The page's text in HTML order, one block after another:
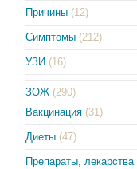
Причины (12)
Симптомы (212)
УЗИ (16)
ЗОЖ (290)
Вакцинация (31)
Диеты (47)
Препараты, лекарства